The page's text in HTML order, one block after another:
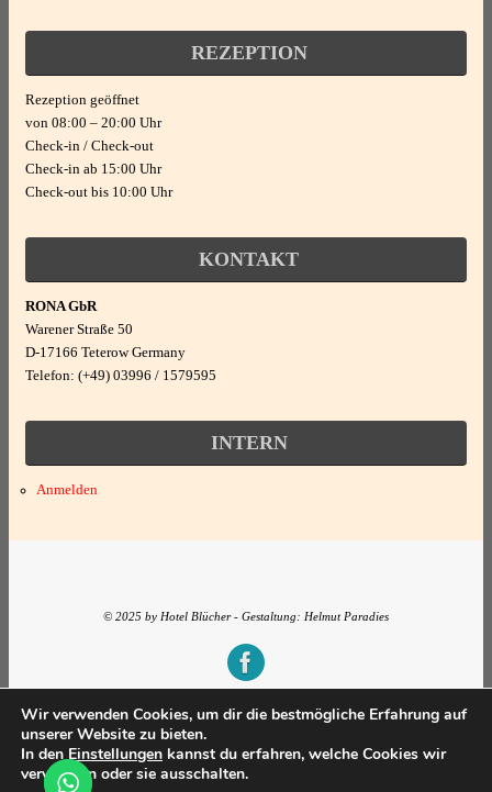
REZEPTION
Rezeption geöffnet
von 08:00 – 20:00 Uhr
Check-in / Check-out
Check-in ab 15:00 Uhr
Check-out bis 10:00 Uhr
KONTAKT
RONA GbR
Warener Straße 50
D-17166 Teterow Germany
Telefon: (+49) 03996 / 1579595
INTERN
Anmelden
© 2025 by Hotel Blücher - Gestaltung: Helmut Paradies
Präsentiert von Tempera&
Wir verwenden Cookies, um dir die bestmögliche Erfahrung auf
unserer Website zu bieten.
In denEinstellungen kannst du erfahren, welche Cookies wir
verwenden oder sie ausschalten.